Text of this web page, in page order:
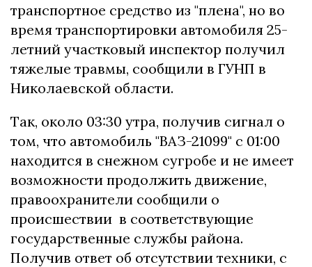
транспортное средство из "плена", но во
время транспортировки автомобиля 25-
летний участковый инспектор получил
тяжелые травмы, сообщили в ГУНП в
Николаевской области.
Так, около 03:30 утра, получив сигнал о
том, что автомобиль "ВАЗ-21099" с 01:00
находится в снежном сугробе и не имеет
возможности продолжить движение,
правоохранители сообщили о
происшествии в соответствующие
государственные службы района.
Получив ответ об отсутствии техники, с